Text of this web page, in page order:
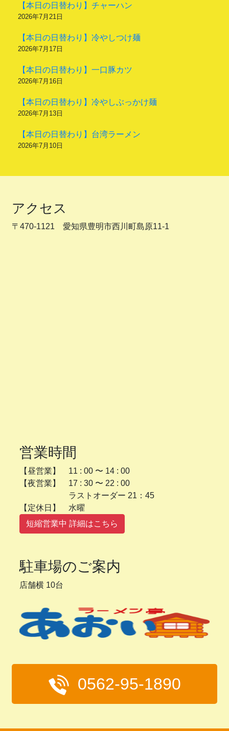
【本日の日替わり】チャーハン
2026年7月21日
【本日の日替わり】冷やしつけ麺
2026年7月17日
【本日の日替わり】一口豚カツ
2026年7月16日
【本日の日替わり】冷やしぶっかけ麺
2026年7月13日
【本日の日替わり】台湾ラーメン
2026年7月10日
アクセス
〒470-1121 愛知県豊明市西川町島原11-1
営業時間
【昼営業】 11 : 00 〜 14 : 00
【夜営業】 17 : 30 〜 22 : 00
ラストオーダー 21：45
【定休日】 水曜
短縮営業中 詳細はこちら
駐車場のご案内
店舗横 10台
0562-95-1890